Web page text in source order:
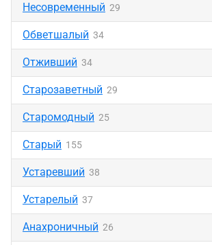
Несовременный 29
Обветшалый 34
Отживший 34
Старозаветный 29
Старомодный 25
Старый 155
Устаревший 38
Устарелый 37
Анахроничный 26